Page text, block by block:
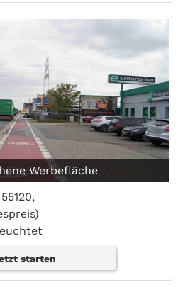
Werbefläche
starten